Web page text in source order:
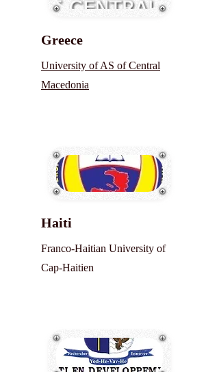
Greece
University of AS of Central
Macedonia
Haiti
Franco-Haitian University of
Cap-Haitien